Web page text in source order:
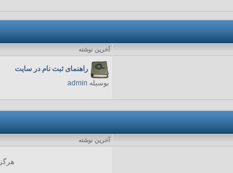
آخرين نوشته
راهنمای ثبت نام در سایت
بوسیله admin
آخرين نوشته
هرگز